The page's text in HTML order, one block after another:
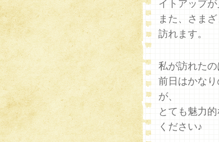
イトアップ
また、さま
訪れます。
私が訪れた
前日はかな
が、
とても魅力
ください♪